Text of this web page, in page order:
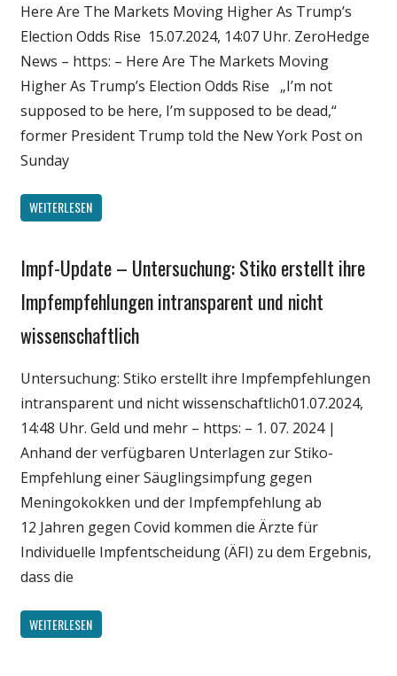
Politik
Wirtschaft
Wissenschaft
Here Are The Markets Moving Higher As Trump’s
Election Odds Rise 15.07.2024, 14:07 Uhr. ZeroHedge
News – https: – Here Are The Markets Moving
Higher As Trump’s Election Odds Rise „I’m not
supposed to be here, I’m supposed to be dead,“
former President Trump told the New York Post on
Sunday
WEITERLESEN
Gesellschaft
Medien
Politik
Wirtschaft
Wissenschaft
Impf-Update – Untersuchung: Stiko erstellt ihre
Impfempfehlungen intransparent und nicht
wissenschaftlich
Untersuchung: Stiko erstellt ihre Impfempfehlungen
intransparent und nicht wissenschaftlich01.07.2024,
14:48 Uhr. Geld und mehr – https: – 1. 07. 2024 |
Anhand der verfügbaren Unterlagen zur Stiko-
Empfehlung einer Säuglingsimpfung gegen
Meningokokken und der Impfempfehlung ab
12 Jahren gegen Covid kommen die Ärzte für
Individuelle Impfentscheidung (ÄFI) zu dem Ergebnis,
dass die
WEITERLESEN